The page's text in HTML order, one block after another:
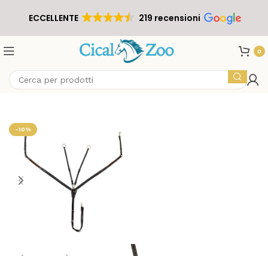
ECCELLENTE 219 recensioni
0
-10%